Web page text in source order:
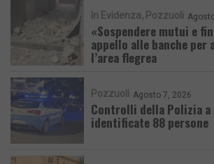
In Evidenza Pozzuoli
«Sospendere mutui e
appello alle banche per
l’area flegrea
Pozzuoli Agosto 7, 2026
Controlli della Polizia a
identificate 88 persone